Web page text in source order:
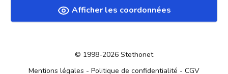
Afficher les coordonnées
© 1998-2026 Stethonet
Mentions légales - Politique de confidentialité - CGV